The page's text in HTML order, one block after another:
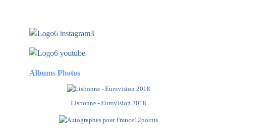
Albums Photos
Lisbonne - Eurovision 2018